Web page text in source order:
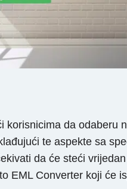
da
te aspekte sa
​​da će steći
EML Converter koji će